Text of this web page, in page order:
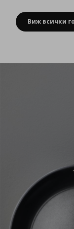
Виж всички